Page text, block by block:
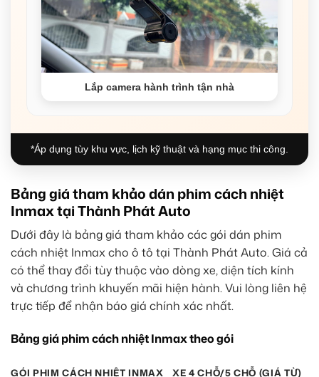
Lắp camera hành trình tận nhà
*Áp dụng tùy khu vực, lịch kỹ thuật và hạng mục thi công.
Bảng giá tham khảo dán phim cách nhiệt
Inmax tại Thành Phát Auto
Dưới đây là bảng giá tham khảo các gói dán phim
cách nhiệt Inmax cho ô tô tại Thành Phát Auto. Giá cả
có thể thay đổi tùy thuộc vào dòng xe, diện tích kính
và chương trình khuyến mãi hiện hành. Vui lòng liên hệ
trực tiếp để nhận báo giá chính xác nhất.
Bảng giá phim cách nhiệt Inmax theo gói
GÓI PHIM CÁCH NHIỆT INMAX XE 4 CHỖ/5 CHỖ (GIÁ TỪ)